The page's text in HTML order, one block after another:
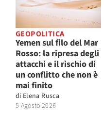
GEOPOLITICA
Yemen sul filo del Mar
Rosso: la ripresa degli
attacchi e il rischio di
un conflitto che non è
mai finito
di Elena Rusca
5 Agosto 2026